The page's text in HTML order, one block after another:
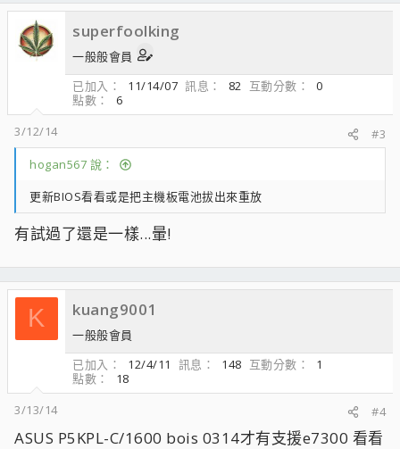
superfoolking
一般般會員
已加入
11/14/07 訊息 82 互動分數
0
點數
6
3/12/14
#3
hogan567 說：
更新BIOS看看或是把主機板電池拔出來重放
有試過了還是一樣...暈!
K kuang9001
一般般會員
已加入
12/4/11 訊息 148 互動分數
1
點數
18
3/13/14
#4
ASUS P5KPL-C/1600 bois 0314才有支援e7300 看看